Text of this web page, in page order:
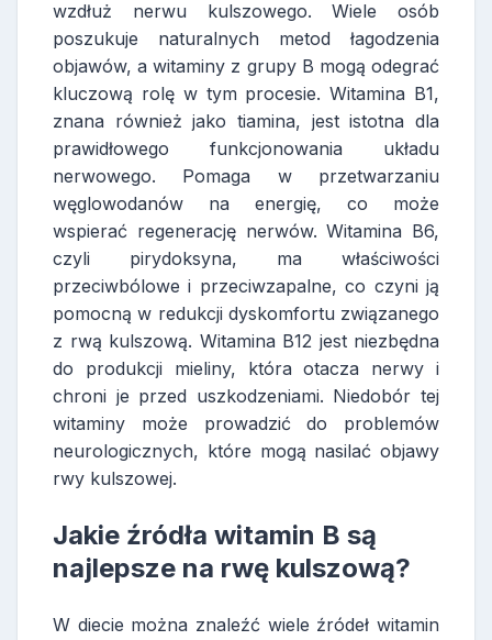
wzdłuż nerwu kulszowego. Wiele osób
poszukuje naturalnych metod łagodzenia
objawów, a witaminy z grupy B mogą odegrać
kluczową rolę w tym procesie. Witamina B1,
znana również jako tiamina, jest istotna dla
prawidłowego funkcjonowania układu
nerwowego. Pomaga w przetwarzaniu
węglowodanów na energię, co może
wspierać regenerację nerwów. Witamina B6,
czyli pirydoksyna, ma właściwości
przeciwbólowe i przeciwzapalne, co czyni ją
pomocną w redukcji dyskomfortu związanego
z rwą kulszową. Witamina B12 jest niezbędna
do produkcji mieliny, która otacza nerwy i
chroni je przed uszkodzeniami. Niedobór tej
witaminy może prowadzić do problemów
neurologicznych, które mogą nasilać objawy
rwy kulszowej.
Jakie źródła witamin B są
najlepsze na rwę kulszową?
W diecie można znaleźć wiele źródeł witamin